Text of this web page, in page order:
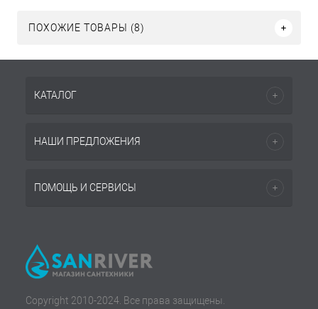
ПОХОЖИЕ ТОВАРЫ (8)
КАТАЛОГ
НАШИ ПРЕДЛОЖЕНИЯ
ПОМОЩЬ И СЕРВИСЫ
Copyright 2010-2024. Все права защищены.